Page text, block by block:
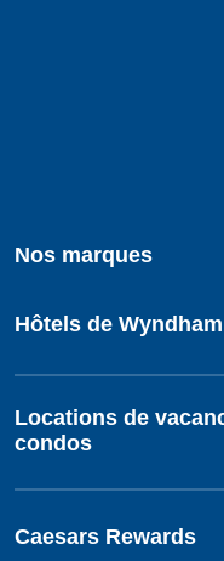
Nos marques
Hôtels de Wyndham
Locations de
condos
Caesars Rewards